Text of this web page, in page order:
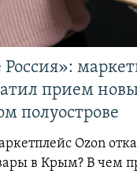
прием
полуострове
Ozon
в Крым? В чем